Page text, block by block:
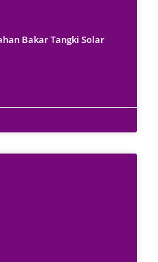
Bakar Tangki Solar